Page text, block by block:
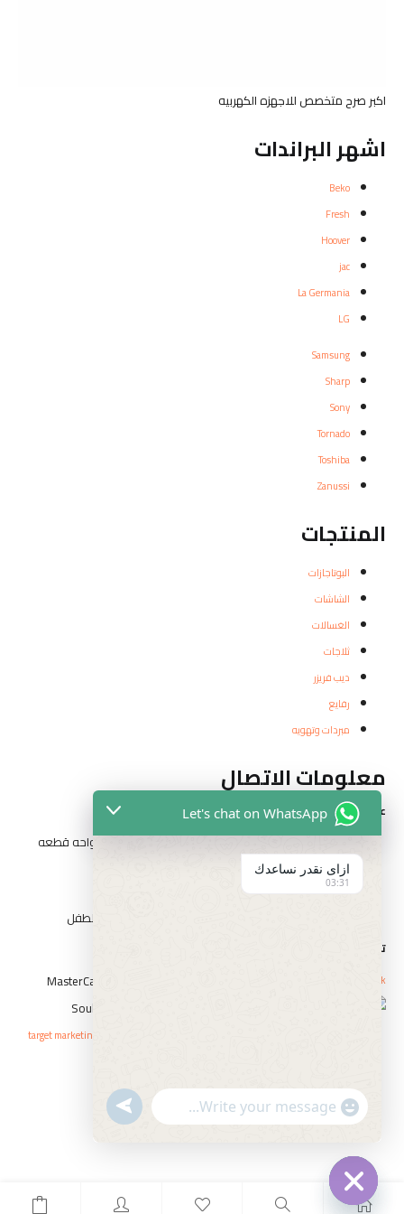
اكبر صرح متخصص للاجهزه الكهربيه
اشهر البراندات
Beko
Fresh
Hoover
jac
La Germania
LG
Samsung
Sharp
Sony
Tornado
Toshiba
Zanussi
المنتجات
البوتاجازات
الشاشات
الغسالات
ثلاجات
ديب فريزر
رفايع
مبردات وتهويه
معلومات الاتصال
عناوين الفروع
المقطم الهضبه الوسطي الحي التاني شارع مدرسه الواحه قطعه
رقم ٣٢٦٢
١٤ شارع السيد الببلاوي ارض شريف عابدين
تواصل مع الفارس
Facebook
target marketing agency
السياسة والخصوصية
الشروط والأحكام
Let's chat on WhatsApp
ازاى نقدر نساعدك
03:31
"+chaty_settings.lang.emoji_picker+"
WhatsApp
undefined